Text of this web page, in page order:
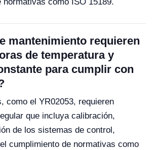
mantenimiento requieren
de temperatura y
para cumplir con
como el YR02053, requieren
que incluya calibración,
de los sistemas de control,
cumplimiento de normativas como